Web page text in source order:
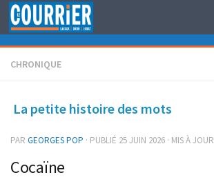
Au dessous du contenu
CHRONIQUE
La petite histoire des mots
PAR GEORGES POP · PUBLIÉ 25 JUIN 2026 · MIS À JOUR
Cocaïne